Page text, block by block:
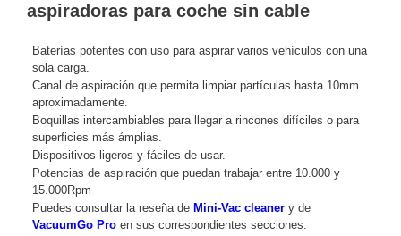
aspiradoras para coche sin cable
Baterías potentes con uso para aspirar varios vehículos con una
sola carga.
Canal de aspiración que permita limpiar partículas hasta 10mm
aproximadamente.
Boquillas intercambiables para llegar a rincones difíciles o para
superficies más ámplias.
Dispositivos ligeros y fáciles de usar.
Potencias de aspiración que puedan trabajar entre 10.000 y
15.000Rpm
Puedes consultar la reseña de Mini-Vac cleaner y de
VacuumGo Pro en sus correspondientes secciones.